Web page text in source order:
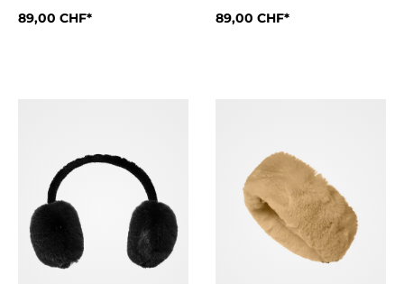
Style DetailsVerstellbare OhrenschützerWeiches Kunstfell
89,00 CHF* Style DetailsVerstellbare
89,00 CHF*